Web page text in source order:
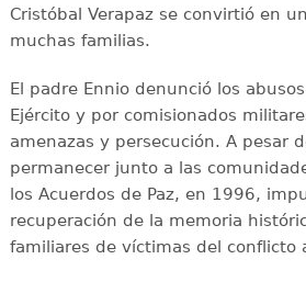
Cristóbal Verapaz se convirtió en
muchas familias.
El padre Ennio denunció los
Ejército y por comisionados
amenazas y persecución. A pesar
permanecer junto a las
los Acuerdos de Paz, en 1996,
recuperación de la memoria
familiares de víctimas del conflicto